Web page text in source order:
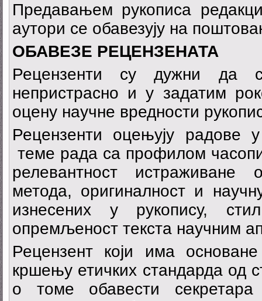
Предавањем рукописа
аутори се обавезују на
ОБАВЕЗЕ РЕЦЕНЗЕНАТА
Рецензенти су дужни да
непристрасно и у задатим
оцену научне вредности
Рецензенти оцењују радове
теме рада са профилом
релевантност
метода, оригиналност и
изнесених у рукопису,
опремљеност текста научним
Рецензент који има
кршењу етичких стандарда од
о томе обавести секретара